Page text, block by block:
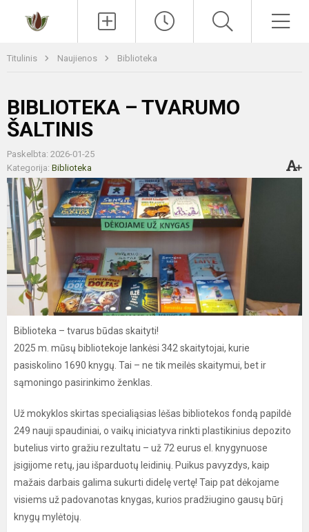
Titulinis Naujienos Biblioteka
BIBLIOTEKA – TVARUMO
ŠALTINIS
Paskelbta: 2026-01-25
Kategorija: Biblioteka
Biblioteka – tvarus būdas skaityti!
2025 m. mūsų bibliotekoje lankėsi 342 skaitytojai, kurie
pasiskolino 1690 knygų. Tai – ne tik meilės skaitymui, bet ir
sąmoningo pasirinkimo ženklas.
Už mokyklos skirtas specialiąsias lėšas bibliotekos fondą papildė
249 nauji spaudiniai, o vaikų iniciatyva rinkti plastikinius depozito
butelius virto gražiu rezultatu – už 72 eurus el. knygynuose
įsigijome retų, jau išparduotų leidinių. Puikus pavyzdys, kaip
mažais darbais galima sukurti didelę vertę! Taip pat dėkojame
visiems už padovanotas knygas, kurios pradžiugino gausų būrį
knygų mylėtojų.